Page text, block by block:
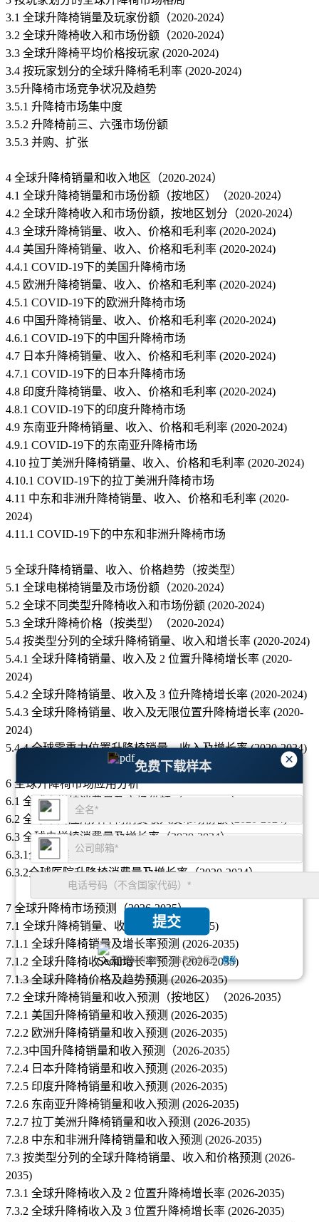
×
免费下载样本
提交
我们保证对您的个人信息完全保密.隐私
3.1 全球升降椅销量及玩家份额（2020-2024）
3.2 全球升降椅收入和市场份额（2020-2024）
3.3 全球升降椅平均价格按玩家 (2020-2024)
3.4 按玩家划分的全球升降椅毛利率 (2020-2024)
3.5升降椅市场竞争状况及趋势
3.5.1 升降椅市场集中度
3.5.2 升降椅前三、六强市场份额
3.5.3 并购、扩张
4 全球升降椅销量和收入地区（2020-2024）
4.1 全球升降椅销量和市场份额（按地区）（2020-2024）
4.2 全球升降椅收入和市场份额，按地区划分（2020-2024）
4.3 全球升降椅销量、收入、价格和毛利率 (2020-2024)
4.4 美国升降椅销量、收入、价格和毛利率 (2020-2024)
4.4.1 COVID-19下的美国升降椅市场
4.5 欧洲升降椅销量、收入、价格和毛利率 (2020-2024)
4.5.1 COVID-19下的欧洲升降椅市场
4.6 中国升降椅销量、收入、价格和毛利率 (2020-2024)
4.6.1 COVID-19下的中国升降椅市场
4.7 日本升降椅销量、收入、价格和毛利率 (2020-2024)
4.7.1 COVID-19下的日本升降椅市场
4.8 印度升降椅销量、收入、价格和毛利率 (2020-2024)
4.8.1 COVID-19下的印度升降椅市场
4.9 东南亚升降椅销量、收入、价格和毛利率 (2020-2024)
4.9.1 COVID-19下的东南亚升降椅市场
4.10 拉丁美洲升降椅销量、收入、价格和毛利率 (2020-2024)
4.10.1 COVID-19下的拉丁美洲升降椅市场
4.11 中东和非洲升降椅销量、收入、价格和毛利率 (2020-
2024)
4.11.1 COVID-19下的中东和非洲升降椅市场
5 全球升降椅销量、收入、价格趋势（按类型）
5.1 全球电梯椅销量及市场份额（2020-2024）
5.2 全球不同类型升降椅收入和市场份额 (2020-2024)
5.3 全球升降椅价格（按类型）（2020-2024）
5.4 按类型分列的全球升降椅销量、收入和增长率 (2020-2024)
5.4.1 全球升降椅销量、收入及 2 位置升降椅增长率 (2020-
2024)
5.4.2 全球升降椅销量、收入及 3 位升降椅增长率 (2020-2024)
5.4.3 全球升降椅销量、收入及无限位置升降椅增长率 (2020-
2024)
5.4.4 全球零重力位置升降椅销量、收入及增长率 (2020-2024)
6 全球升降椅市场应用分析
6.1 全球电梯椅消费量及市场份额（2020-2024）
6.2 全球不同应用升降椅消费收入及市场份额 (2020-2024)
6.3 全球电梯椅消费量及增长率（2020-2024）
6.3.1全球升降椅消费量及家庭增长率（2020-2024）
6.3.2全球医院升降椅消费量及增长率（2020-2024）
7 全球升降椅市场预测（2026-2035）
7.1 全球升降椅销量、收入预测 (2026-2035)
7.1.1 全球升降椅销量及增长率预测 (2026-2035)
7.1.2 全球升降椅收入和增长率预测 (2026-2035)
7.1.3 全球升降椅价格及趋势预测 (2026-2035)
7.2 全球升降椅销量和收入预测（按地区）（2026-2035）
7.2.1 美国升降椅销量和收入预测 (2026-2035)
7.2.2 欧洲升降椅销量和收入预测 (2026-2035)
7.2.3中国升降椅销量和收入预测（2026-2035）
7.2.4 日本升降椅销量和收入预测 (2026-2035)
7.2.5 印度升降椅销量和收入预测 (2026-2035)
7.2.6 东南亚升降椅销量和收入预测 (2026-2035)
7.2.7 拉丁美洲升降椅销量和收入预测 (2026-2035)
7.2.8 中东和非洲升降椅销量和收入预测 (2026-2035)
7.3 按类型分列的全球升降椅销量、收入和价格预测 (2026-
2035)
7.3.1 全球升降椅收入及 2 位置升降椅增长率 (2026-2035)
7.3.2 全球升降椅收入及 3 位置升降椅增长率 (2026-2035)